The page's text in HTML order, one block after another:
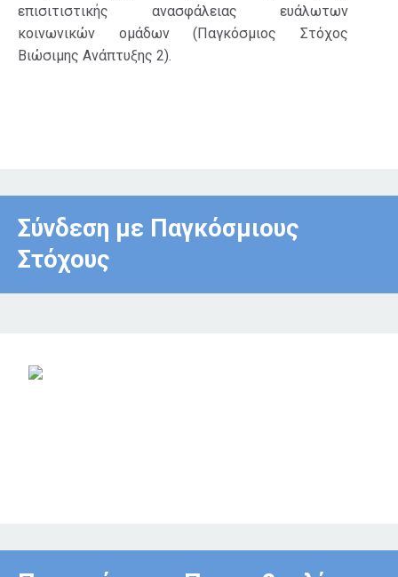
επισιτιστικής ανασφάλειας ευάλωτων
κοινωνικών ομάδων (Παγκόσμιος Στόχος
Βιώσιμης Ανάπτυξης 2).
Σύνδεση με Παγκόσμιους
Στόχους